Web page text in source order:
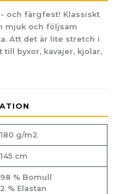
och färgfest! Klassiskt
mjuk och följsam
Att det är lite stretch i
byxor, kavajer, kjolar,
180 g/m2
145 cm
98 % Bomull
2 % Elastan